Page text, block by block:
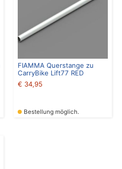
FIAMMA Querstange zu
CarryBike Lift77 RED
€ 34,95
Bestellung möglich.